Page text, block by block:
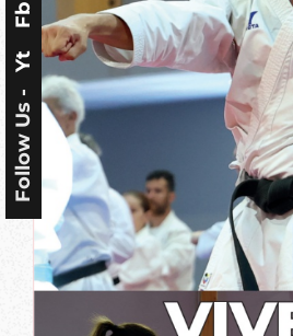
Follow Us -
Yt
Fb